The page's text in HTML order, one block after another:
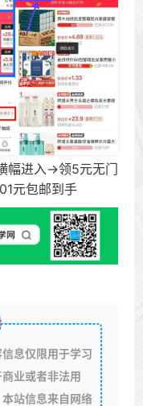
幅进入->领5元无门
元包邮到手
息仅限用于学习
业或者非法用
站信息来自网络